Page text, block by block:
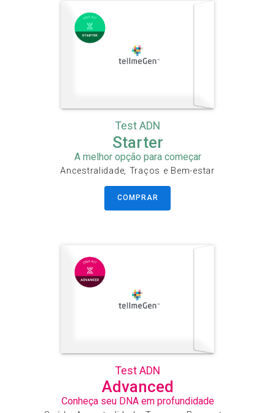
Test ADN
Starter
A melhor opção para começar
Ancestralidade, Traços e Bem-estar
COMPRAR
Test ADN
Advanced
Conheça seu DNA em profundidade